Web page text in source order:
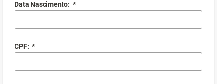
Data Nascimento: *
CPF: *